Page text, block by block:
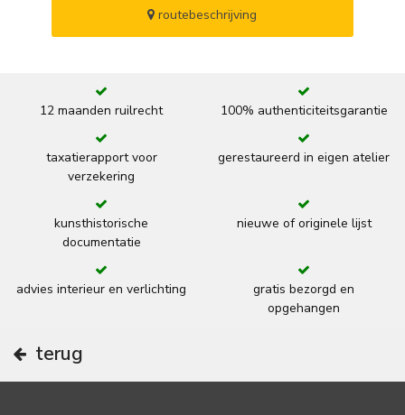
routebeschrijving
12 maanden ruilrecht 100% authenticiteitsgarantie
taxatierapport voor
verzekering
gerestaureerd in eigen atelier
kunsthistorische
documentatie
nieuwe of originele lijst
advies interieur en verlichting
gratis bezorgd en
opgehangen
terug